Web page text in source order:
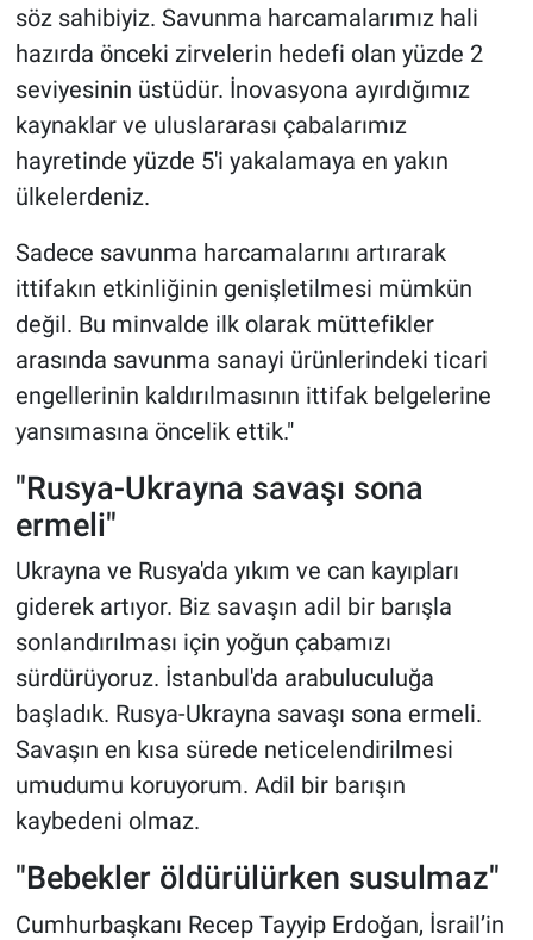
söz sahibiyiz. Savunma harcamalarımız hali
hazırda önceki zirvelerin hedefi olan yüzde 2
seviyesinin üstüdür. İnovasyona ayırdığımız
kaynaklar ve uluslararası çabalarımız
hayretinde yüzde 5'i yakalamaya en yakın
ülkelerdeniz.
Sadece savunma harcamalarını artırarak
ittifakın etkinliğinin genişletilmesi mümkün
değil. Bu minvalde ilk olarak müttefikler
arasında savunma sanayi ürünlerindeki ticari
engellerinin kaldırılmasının ittifak belgelerine
yansımasına öncelik ettik."
"Rusya-Ukrayna savaşı sona
ermeli"
Ukrayna ve Rusya'da yıkım ve can kayıpları
giderek artıyor. Biz savaşın adil bir barışla
sonlandırılması için yoğun çabamızı
sürdürüyoruz. İstanbul'da arabuluculuğa
başladık. Rusya-Ukrayna savaşı sona ermeli.
Savaşın en kısa sürede neticelendirilmesi
umudumu koruyorum. Adil bir barışın
kaybedeni olmaz.
"Bebekler öldürülürken susulmaz"
Cumhurbaşkanı Recep Tayyip Erdoğan, İsrail’in